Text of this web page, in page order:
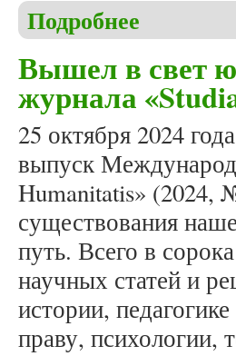
Подробнее
Вышел в свет
журнала
25 октября 2024
выпуск
Humanitatis» (2024,
существования
путь. Всего в
научных статей и
истории,
праву, психологии,